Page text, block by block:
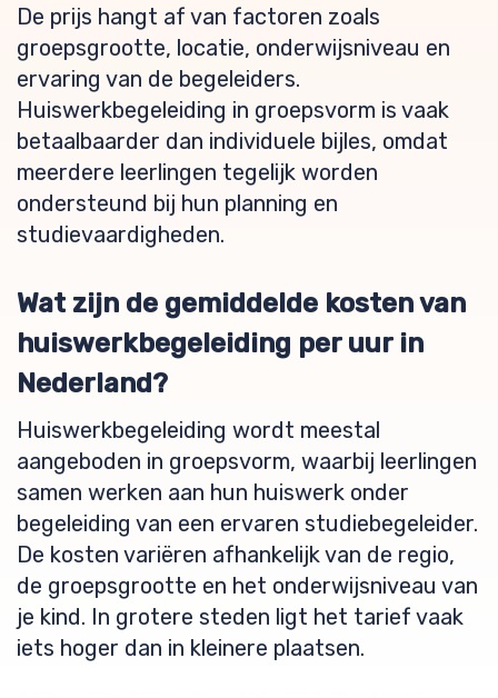
De prijs hangt af van factoren zoals
groepsgrootte, locatie, onderwijsniveau en
ervaring van de begeleiders.
Huiswerkbegeleiding in groepsvorm is vaak
betaalbaarder dan individuele bijles, omdat
meerdere leerlingen tegelijk worden
ondersteund bij hun planning en
studievaardigheden.
Wat zijn de gemiddelde kosten van
huiswerkbegeleiding per uur in
Nederland?
Huiswerkbegeleiding wordt meestal
aangeboden in groepsvorm, waarbij leerlingen
samen werken aan hun huiswerk onder
begeleiding van een ervaren studiebegeleider.
De kosten variëren afhankelijk van de regio,
de groepsgrootte en het onderwijsniveau van
je kind. In grotere steden ligt het tarief vaak
iets hoger dan in kleinere plaatsen.